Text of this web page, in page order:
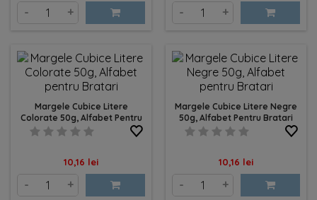
- + - +
Margele Cubice Litere
Colorate 50g, Alfabet Pentru
Bratari
Pret
10,16 lei
- +
Margele Cubice Litere Negre
50g, Alfabet Pentru Bratari
Pret
10,16 lei
- +